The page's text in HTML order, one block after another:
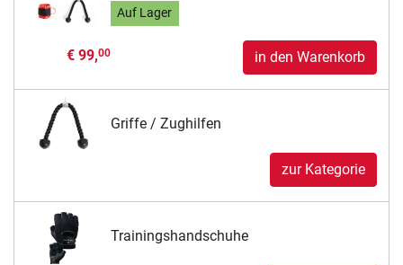
Auf Lager
€ 99,00 in den Warenkorb
Griffe / Zughilfen
zur Kategorie
Trainingshandschuhe